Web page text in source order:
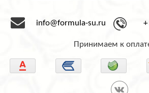
info@formula-su.ru
Принимаем к